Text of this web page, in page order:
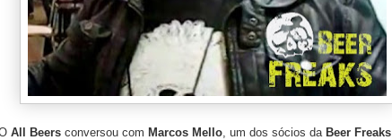
All Beers conversou com Marcos Mello, um dos sócios daBeer Freaks